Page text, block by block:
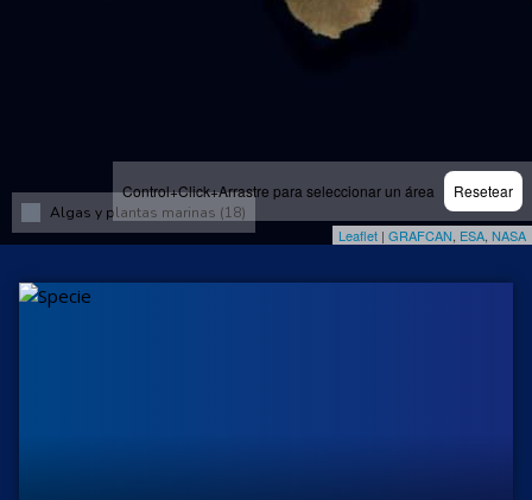
Control+Click+Arrastre para seleccionar un área Resetear
Algas y plantas marinas (18)
Leaflet | GRAFCAN ESA NASA